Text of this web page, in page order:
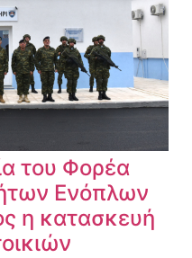
του Φορέα
Ενόπλων
η κατασκευή